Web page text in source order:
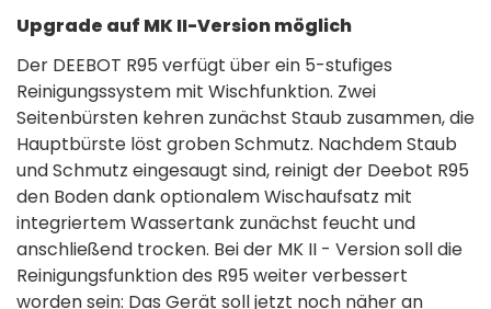
Upgrade auf MK II-Version möglich
Der DEEBOT R95 verfügt über ein 5-stufiges
Reinigungssystem mit Wischfunktion. Zwei
Seitenbürsten kehren zunächst Staub zusammen, die
Hauptbürste löst groben Schmutz. Nachdem Staub
und Schmutz eingesaugt sind, reinigt der Deebot R95
den Boden dank optionalem Wischaufsatz mit
integriertem Wassertank zunächst feucht und
anschließend trocken. Bei der MK II - Version soll die
Reinigungsfunktion des R95 weiter verbessert
worden sein: Das Gerät soll jetzt noch näher an